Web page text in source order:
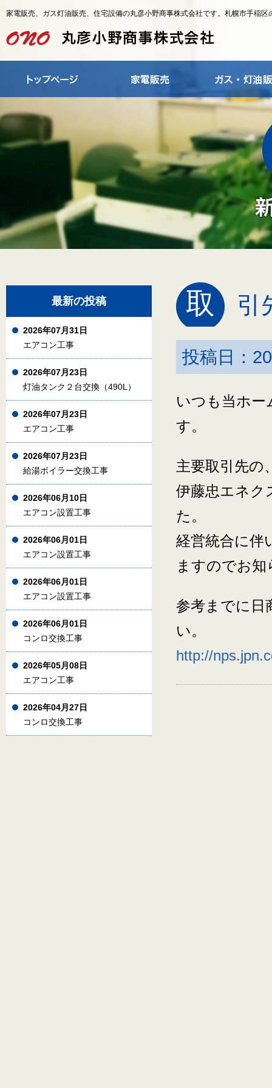
家電販売、ガス灯油販売、住宅設備の丸彦小野商事株式会社です。札幌市手稲区
取 引
投稿日：
いつも当ホ
す。
主要取引先の
伊藤忠エネク
た。
経営統合に伴
ますのでお
参考までに日
い。
http://
最新の投稿
2026年07月31日
エアコン工事
2026年07月23日
灯油タンク２台交換（490L）
2026年07月23日
エアコン工事
2026年07月23日
給湯ボイラー交換工事
2026年06月10日
エアコン設置工事
2026年06月01日
エアコン設置工事
2026年06月01日
エアコン設置工事
2026年06月01日
コンロ交換工事
2026年05月08日
エアコン工事
2026年04月27日
コンロ交換工事